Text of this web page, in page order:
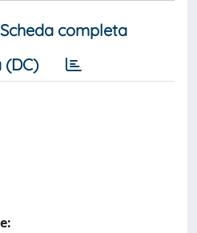
Scheda completa
(DC)